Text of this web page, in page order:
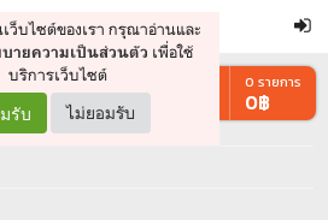
การต่อ
ว็บไซต์ของเรา กรุณาอ่านและ
ายความเป็นส่วนตัว เพื่อใช้
บริการเว็บไซต์
รับ ไม่ยอมรับ
0 รายการ
0฿